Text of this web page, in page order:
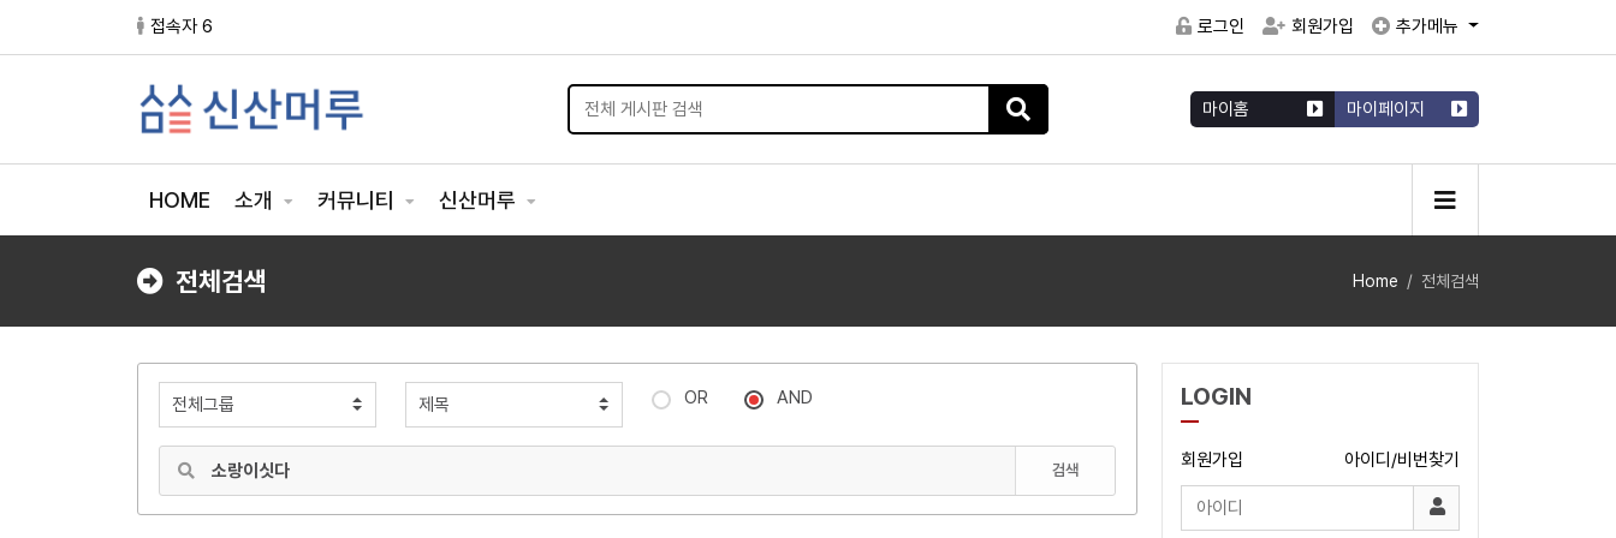
접속자 6 로그인 회원가입 추가메뉴
마이홈 마이페이지
HOME 소개 커뮤니티 신산머루
전체검색 Home 전체검색
OR AND
검색
LOGIN
회원가입 아이디/비번찾기